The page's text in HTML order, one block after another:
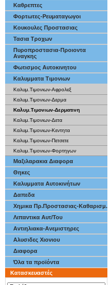
Καθρεπτες
Φορτωτες-Ρευματαγωγοι
Κουκουλες Προστασιας
Τασια Τροχων
Πυροπροστασια-Προιοντα
Αναγκης
Φωτισμος Αυτοκινητου
Καλυμματα Τιμονιων
Καλυμ.Τιμονιων-Αφρολεξ
Καλυμ.Τιμονιων-Δερμα
Καλυμ.Τιμονιων-Δερματινη
Καλυμ.Τιμονιων-Δετα
Καλυμ.Τιμονιων-Κεντητα
Καλυμ.Τιμονιων-Πετσετε
Καλυμ.Τιμονιων-Φορτηγων
Μαξιλαρακια Διαφορα
Θηκες
Καλυμματα Αυτοκινήτων
Δαπεδα
Χημικα Πρ.Προστασιας-Καθαρισμ.
Λιπαντικα Αυτ/Του
Αντιηλιακα-Ανεμιστηρες
Αλυσιδες Χιονιου
Διαφορα
Όλα τα προϊόντα
Κατασκευαστές